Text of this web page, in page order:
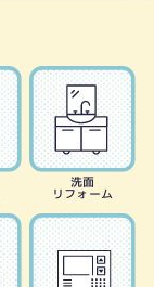
洗面
リフォーム